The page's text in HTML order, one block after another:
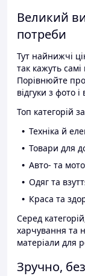
Великий
потреби
Тут найнижчі
так кажуть
Порівнюйте
відгуки з фото
Топ категорій
Техніка й
Товари для
Авто- та
Одяг та
Краса та
Серед
харчування та
матеріали для
Зручно,